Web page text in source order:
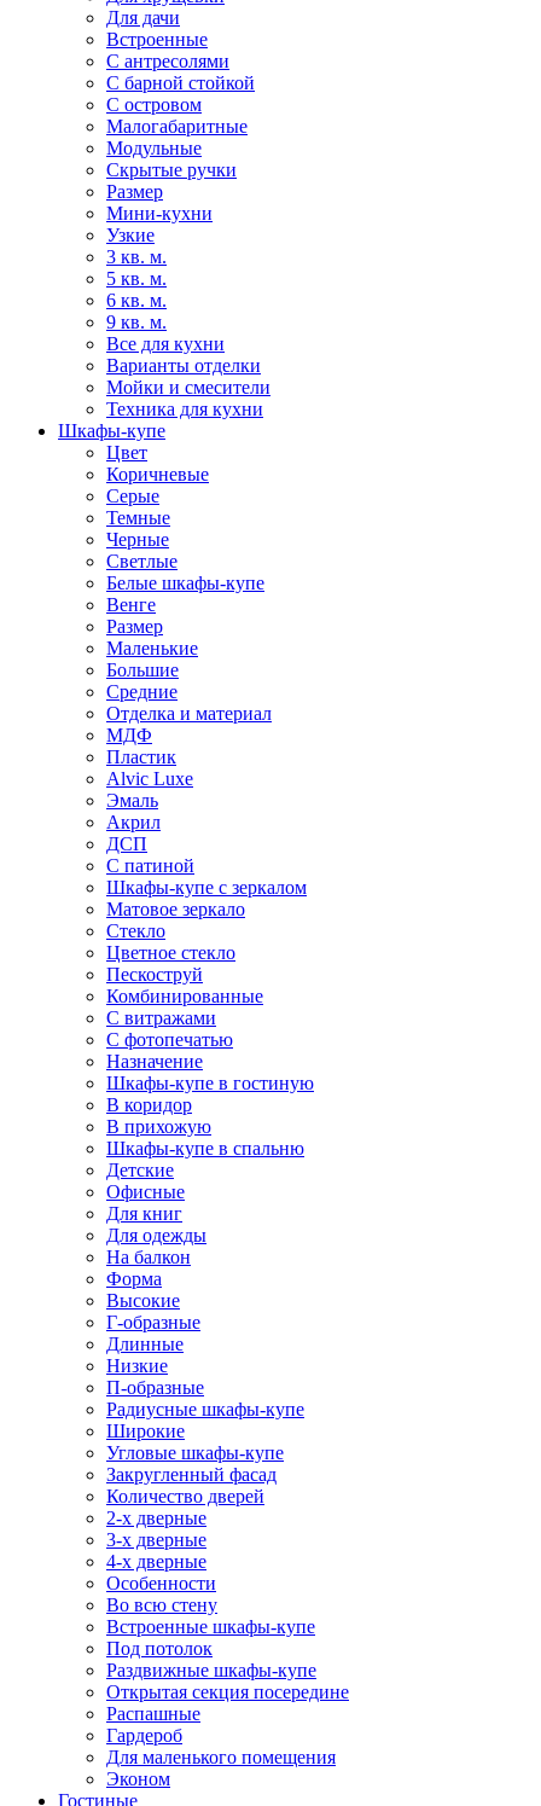
Для дачи
Встроенные
С антресолями
С барной стойкой
С островом
Малогабаритные
Модульные
Скрытые ручки
Размер
Мини-кухни
Узкие
3 кв. м.
5 кв. м.
6 кв. м.
9 кв. м.
Все для кухни
Варианты отделки
Мойки и смесители
Техника для кухни
Шкафы-купе
Цвет
Коричневые
Серые
Темные
Черные
Светлые
Белые шкафы-купе
Венге
Размер
Маленькие
Большие
Средние
Отделка и материал
МДФ
Пластик
Alvic Luxe
Эмаль
Акрил
ДСП
С патиной
Шкафы-купе с зеркалом
Матовое зеркало
Стекло
Цветное стекло
Пескоструй
Комбинированные
С витражами
С фотопечатью
Назначение
Шкафы-купе в гостиную
В коридор
В прихожую
Шкафы-купе в спальню
Детские
Офисные
Для книг
Для одежды
На балкон
Форма
Высокие
Г-образные
Длинные
Низкие
П-образные
Радиусные шкафы-купе
Широкие
Угловые шкафы-купе
Закругленный фасад
Количество дверей
2-х дверные
3-х дверные
4-х дверные
Особенности
Во всю стену
Встроенные шкафы-купе
Под потолок
Раздвижные шкафы-купе
Открытая секция посередине
Распашные
Гардероб
Для маленького помещения
Эконом
Гостиные